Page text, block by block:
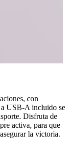
con
USB-A incluido se
Disfruta de
activa, para que
la victoria.